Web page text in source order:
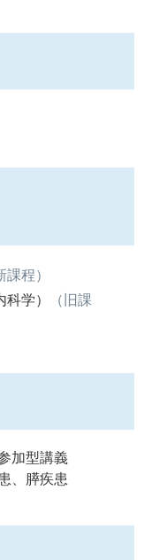
課程）
学）
（旧課
加型講義
、膵疾患